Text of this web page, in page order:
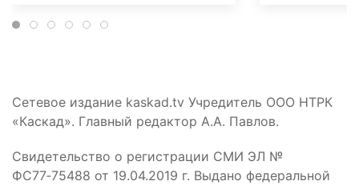
Сетевое издание kaskad.tv Учредитель ООО НТРК
«Каскад». Главный редактор А.А. Павлов.
Свидетельство о регистрации СМИ ЭЛ №
ФС77‑75488 от 19.04.2019 г. Выдано федеральной